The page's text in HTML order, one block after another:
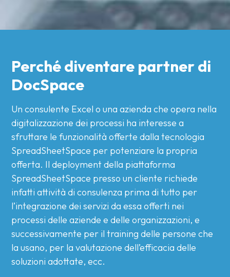
Perché diventare partner di
DocSpace
Un consulente Excel o una azienda che opera nella
digitalizzazione dei processi ha interesse a
sfruttare le funzionalità offerte dalla tecnologia
SpreadSheetSpace per potenziare la propria
offerta. Il deployment della piattaforma
SpreadSheetSpace presso un cliente richiede
infatti attività di consulenza prima di tutto per
l’integrazione dei servizi da essa offerti nei
processi delle aziende e delle organizzazioni, e
successivamente per il training delle persone che
la usano, per la valutazione dell’efficacia delle
soluzioni adottate, ecc.